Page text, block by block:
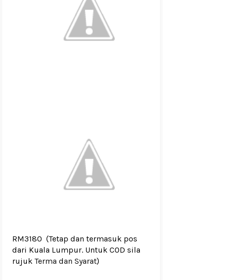
RM3180 (Tetap dan termasuk pos
dari Kuala Lumpur. Untuk COD sila
rujuk Terma dan Syarat)